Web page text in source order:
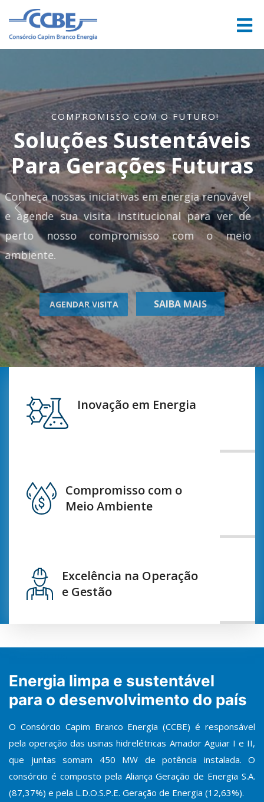
COMPROMISSO COM O FUTURO!
Soluções Sustentáveis
Para Gerações Futuras
Conheça nossas iniciativas em energia renovável
e agende sua visita institucional para ver de
perto nosso compromisso com o meio
ambiente.
AGENDAR VISITA SAIBA MAIS
Inovação em Energia
Compromisso com o
Meio Ambiente
Excelência na Operação
e Gestão
Energia limpa e sustentável
para o desenvolvimento do país
O Consórcio Capim Branco Energia (CCBE) é responsável
pela operação das usinas hidrelétricas Amador Aguiar I e II,
que juntas somam 450 MW de potência instalada. O
consórcio é composto pela Aliança Geração de Energia S.A.
(87,37%) e pela L.D.O.S.P.E. Geração de Energia (12,63%).